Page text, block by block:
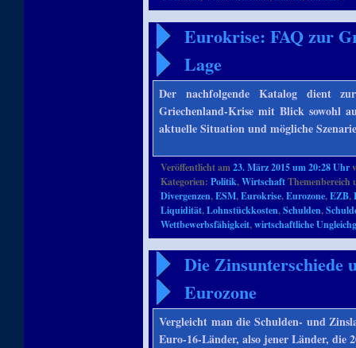
Eurokrise: FAQ zur
Lage
Der nachfolgende Katalog dient
Griechenland-Krise mit Blick sowohl
aktuelle Situation und mögliche
Veröffentlicht am23. März 2015 um 20:28 Uhr
Kategorien:Politik,Wirtschaft
Divergenzen,ESM,Eurokrise,Eurozone,EZB,
Liquidität,Lohnstückkosten,Schulden,
Wettbewerbsfähigkeit,wirtschaftliche
Die Zinsunterschiede
Eurozone
Vergleicht man die Schulden- und
Euro-16-Länder, also jener Länder, die